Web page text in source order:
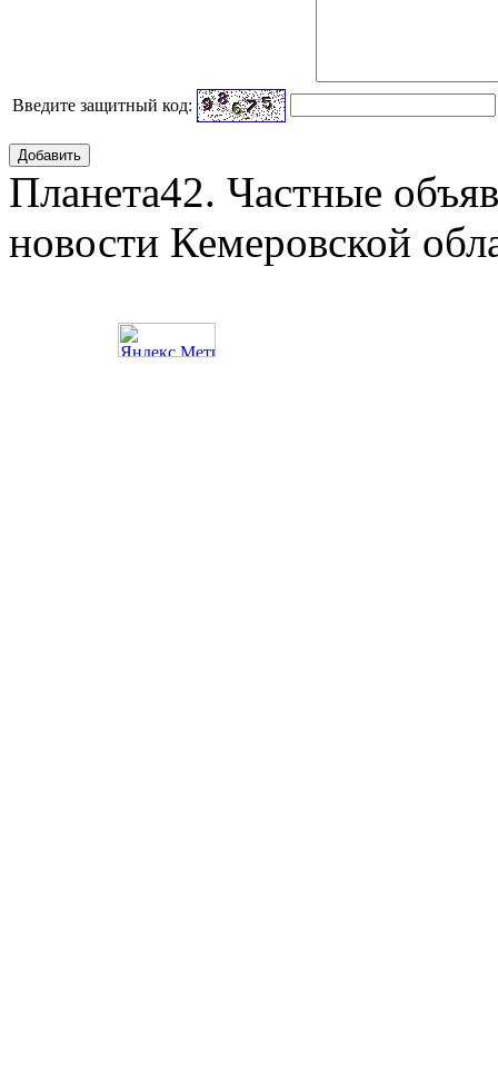
Введите защитный код:
Добавить
Планета42. Частные
новости Кемеровской